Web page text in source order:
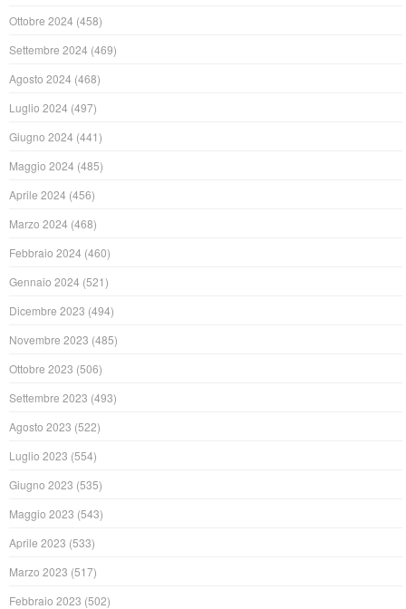
Ottobre 2024 (458)
Settembre 2024 (469)
Agosto 2024 (468)
Luglio 2024 (497)
Giugno 2024 (441)
Maggio 2024 (485)
Aprile 2024 (456)
Marzo 2024 (468)
Febbraio 2024 (460)
Gennaio 2024 (521)
Dicembre 2023 (494)
Novembre 2023 (485)
Ottobre 2023 (506)
Settembre 2023 (493)
Agosto 2023 (522)
Luglio 2023 (554)
Giugno 2023 (535)
Maggio 2023 (543)
Aprile 2023 (533)
Marzo 2023 (517)
Febbraio 2023 (502)